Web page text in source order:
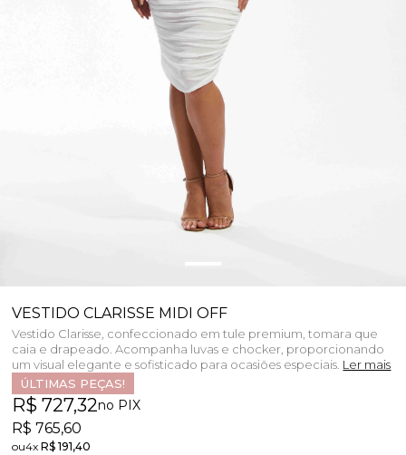
VESTIDO CLARISSE MIDI OFF
Vestido Clarisse, confeccionado em tule premium, tomara que
caia e drapeado. Acompanha luvas e chocker, proporcionando
um visual elegante e sofisticado para ocasiões especiais. Ler mais
ÚLTIMAS PEÇAS!
R$ 727,32no PIX
R$ 765,60
4xR$ 191,40